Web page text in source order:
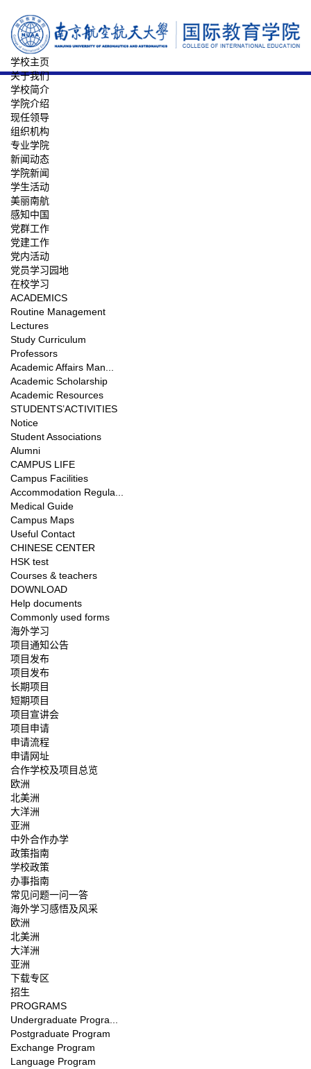
学校主页
关于我们
学校简介
学院介绍
现任领导
组织机构
专业学院
新闻动态
学院新闻
学生活动
美丽南航
感知中国
党群工作
党建工作
党内活动
党员学习园地
在校学习
ACADEMICS
Routine Management
Lectures
Study Curriculum
Professors
Academic Affairs Man...
Academic Scholarship
Academic Resources
STUDENTS’ACTIVITIES
Notice
Student Associations
Alumni
CAMPUS LIFE
Campus Facilities
Accommodation Regula...
Medical Guide
Campus Maps
Useful Contact
CHINESE CENTER
HSK test
Courses & teachers
DOWNLOAD
Help documents
Commonly used forms
海外学习
项目通知公告
项目发布
项目发布
长期项目
短期项目
项目宣讲会
项目申请
申请流程
申请网址
合作学校及项目总览
欧洲
北美洲
大洋洲
亚洲
中外合作办学
政策指南
学校政策
办事指南
常见问题一问一答
海外学习感悟及风采
欧洲
北美洲
大洋洲
亚洲
下载专区
招生
PROGRAMS
Undergraduate Progra...
Postgraduate Program
Exchange Program
Language Program